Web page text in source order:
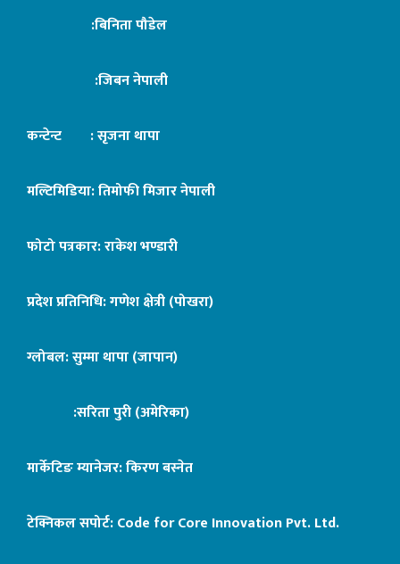
:बिनिता पौडेल
:जिबन नेपाली
कन्टेन्ट : सृजना थापा
मल्टिमिडिया: तिमोफी मिजार नेपाली
फोटो पत्रकार: राकेश भण्डारी
प्रदेश प्रतिनिधि: गणेश क्षेत्री (पोखरा)
ग्लोबल: सुम्मा थापा (जापान)
:सरिता पुरी (अमेरिका)
मार्केटिङ म्यानेजर: किरण बस्नेत
टेक्निकल सपोर्ट:Code for Core Innovation Pvt. Ltd.